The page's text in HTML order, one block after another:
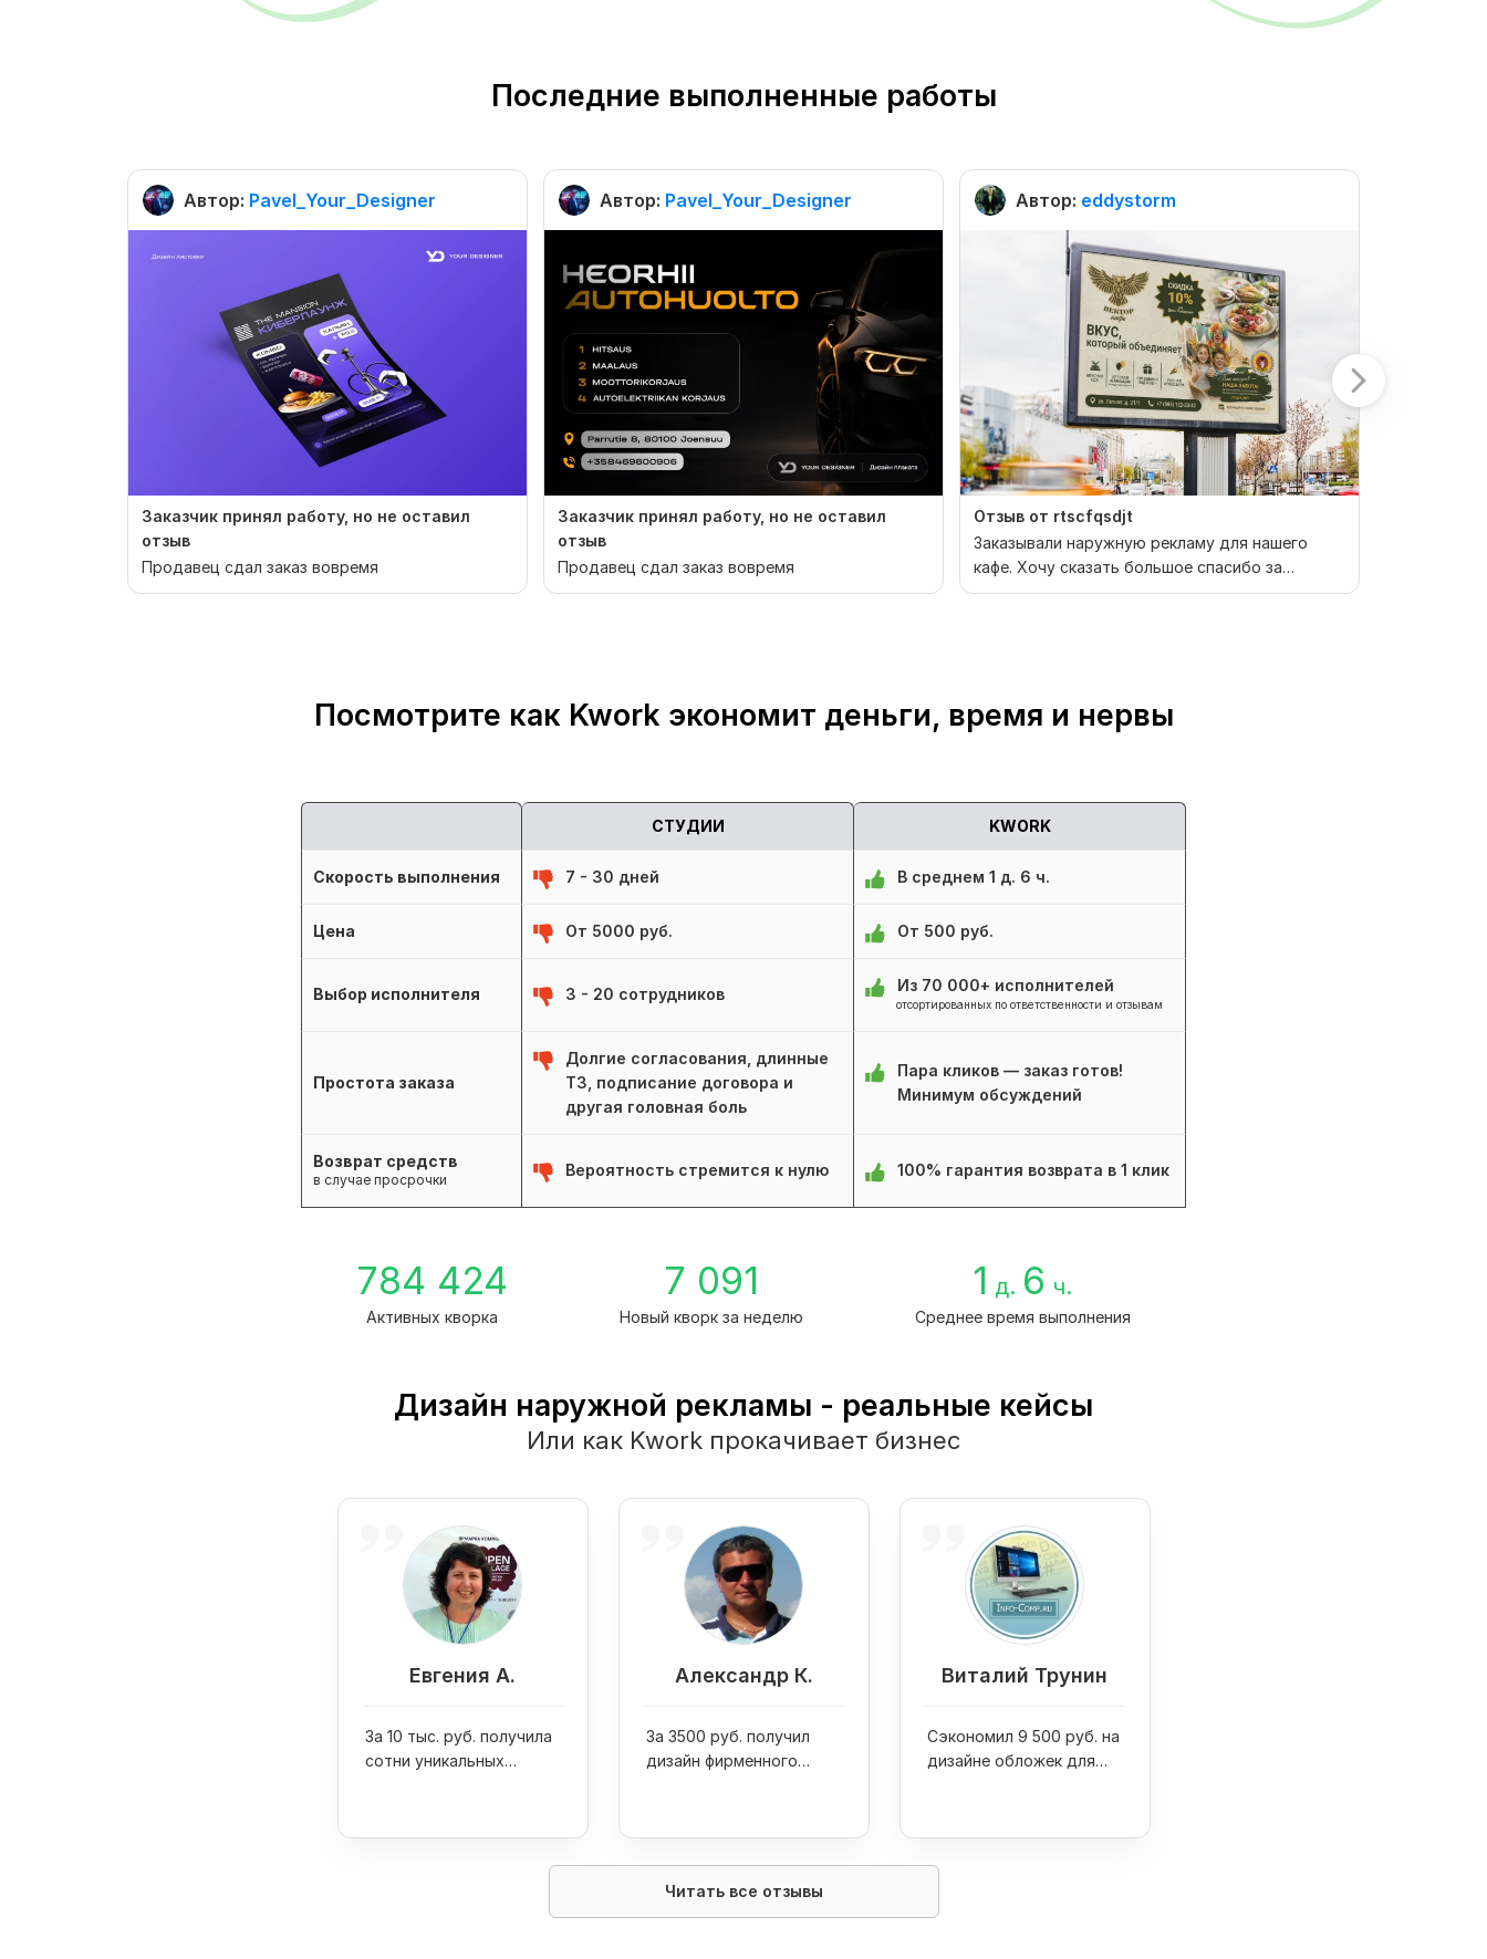
Последние выполненные работы
Автор: Pavel_Your_Designer
Заказчик принял работу, но не оставил
отзыв
Продавец сдал заказ вовремя
Автор: Pavel_Your_Designer
Заказчик принял работу, но не оставил
отзыв
Продавец сдал заказ вовремя
Автор: eddystorm
Отзыв от rtscfqsdjt
Заказывали наружную рекламу для нашего
кафе. Хочу сказать большое спасибо за
скорость и за возмож...
Посмотрите как Kwork экономит деньги, время и нервы
СТУДИИ KWORK
Скорость выполнения 7 - 30 дней В среднем 1 д. 6 ч.
Цена От 5000 руб. От 500 руб.
Выбор исполнителя 3 - 20 сотрудников Из 70 000+ исполнителей
отсортированных по ответственности и отзывам
Простота заказа
Долгие согласования, длинные
ТЗ, подписание договора и
другая головная боль
Пара кликов — заказ готов!
Минимум обсуждений
Возврат средств
в случае просрочки
Вероятность стремится к нулю 100% гарантия возврата в 1 клик
784 424
Активных кворка
7 091
Новый кворк за неделю
1 д. 6 ч.
Среднее время выполнения
Дизайн наружной рекламы - реальные кейсы
Или как Kwork прокачивает бизнес
Евгения А.
За 10 тыс. руб. получила
сотни уникальных
Александр К.
За 3500 руб. получил
дизайн фирменного
Виталий Трунин
Сэкономил 9 500 руб. на
дизайне обложек для
Читать все отзывы